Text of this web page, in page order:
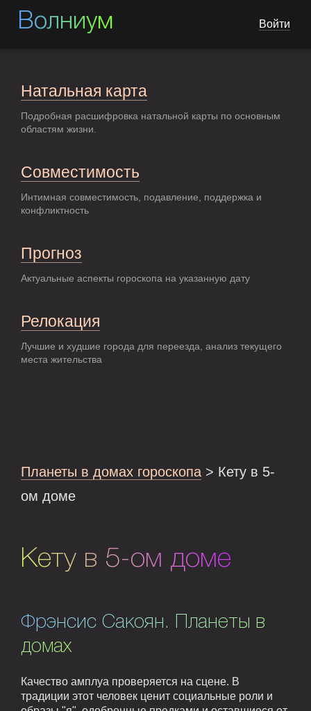
Волниум Войти
Натальная карта
Подробная расшифровка натальной карты по основным
областям жизни.
Совместимость
Интимная совместимость, подавление, поддержка и
конфликтность
Прогноз
Актуальные аспекты гороскопа на указанную дату
Релокация
Лучшие и худшие города для переезда, анализ текущего
места жительства
Планеты в домах гороскопа > Кету в 5-
ом доме
Кету в 5-ом доме
Фрэнсис Сакоян. Планеты в
домах
Качество амплуа проверяется на сцене. В
традиции этот человек ценит социальные роли и